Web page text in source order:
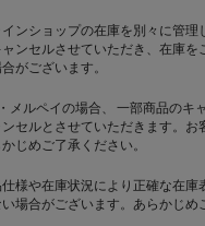
ンショップの在庫を別々に管理
ンセルさせていただき、在庫を
がございます。
ルペイの場合、 一部商品のキ
セルとさせていただきます。お
じめご了承ください。
様や在庫状況により正確な在庫
場合がございます。あらかじめ